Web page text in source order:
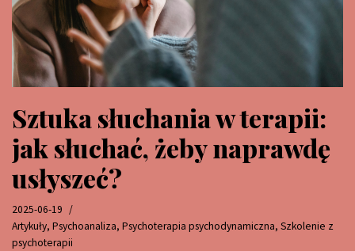
Sztuka słuchania w terapii:
jak słuchać, żeby naprawdę
usłyszeć?
2025-06-19
Artykuły, Psychoanaliza, Psychoterapia psychodynamiczna, Szkolenie z
psychoterapii